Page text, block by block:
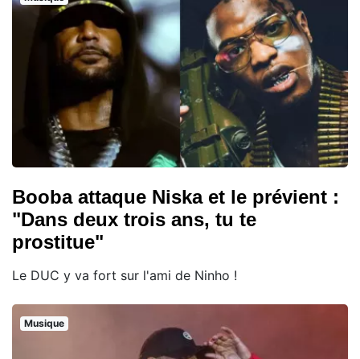
Booba attaque Niska et le prévient :
"Dans deux trois ans, tu te
prostitue"
Le DUC y va fort sur l'ami de Ninho !
Musique